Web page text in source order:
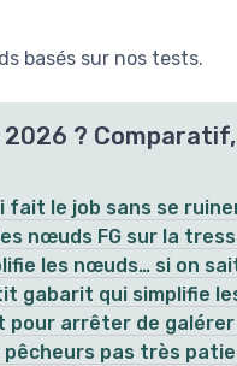
basés sur nos tests.
?
fait le job sans se
nœuds FG sur la
les nœuds… si on
gabarit qui simplifie
pour arrêter de
pêcheurs pas très